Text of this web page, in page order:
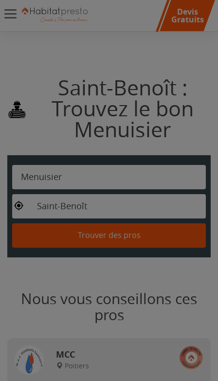
Devis
Gratuits
Saint-Benoît :
Trouvez le bon
Menuisier
Menuisier
Saint-Benoît
Trouver des pros
Nous vous conseillons ces
pros
MCC
Poitiers